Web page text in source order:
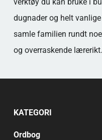
dugnader og helt
samle familien rundt
og overraskende lærerikt.
KATEGORI
Ordbog